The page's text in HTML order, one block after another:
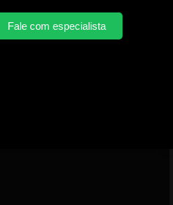
Fale com especialista